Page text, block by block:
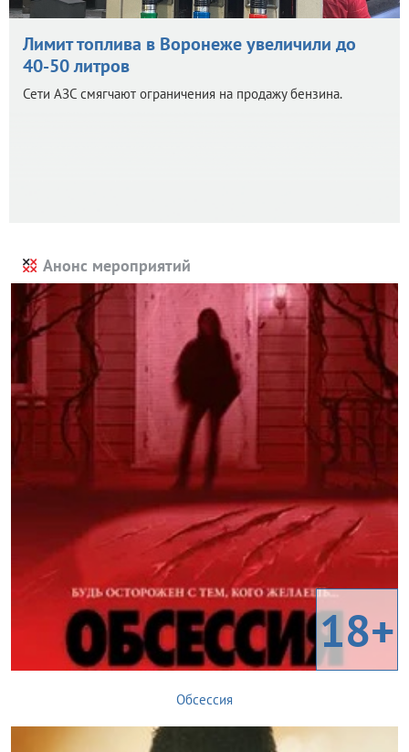
Лимит топлива в Воронеже увеличили до
40-50 литров
Сети АЗС смягчают ограничения на продажу бензина.
Анонс мероприятий
18+
Обсессия